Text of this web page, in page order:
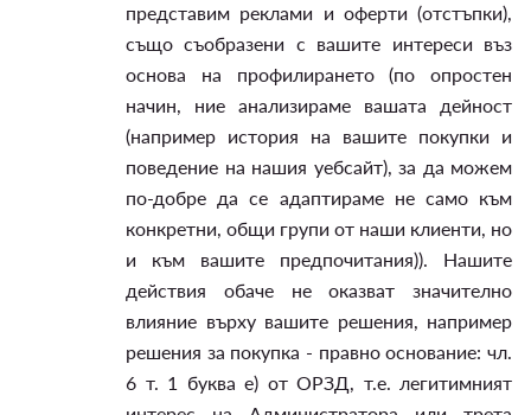
представим реклами и оферти (отстъпки),
също съобразени с вашите интереси въз
основа на профилирането (по опростен
начин, ние анализираме вашата дейност
(например история на вашите покупки и
поведение на нашия уебсайт), за да можем
по-добре да се адаптираме не само към
конкретни, общи групи от наши клиенти, но
и към вашите предпочитания)). Нашите
действия обаче не оказват значително
влияние върху вашите решения, например
решения за покупка - правно основание: чл.
6 т. 1 буква е) от ОРЗД, т.е. легитимният